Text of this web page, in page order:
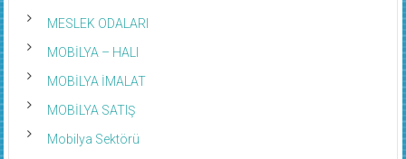
MESLEK ODALARI
MOBİLYA – HALI
MOBİLYA İMALAT
MOBİLYA SATIŞ
Mobilya Sektörü